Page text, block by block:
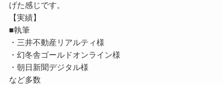
げた感じです。
【実績】
■執筆
・三井不動産リアルティ様
・幻冬舎ゴールドオンライン様
・朝日新聞デジタル様
など多数